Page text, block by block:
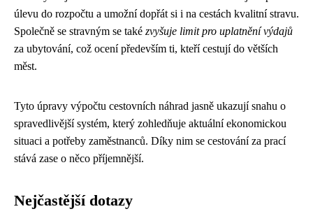
úlevu do rozpočtu a umožní dopřát si i na cestách kvalitní stravu.
Společně se stravným se také zvyšuje limit pro uplatnění výdajů
za ubytování, což ocení především ti, kteří cestují do větších
měst.
Tyto úpravy výpočtu cestovních náhrad jasně ukazují snahu o
spravedlivější systém, který zohledňuje aktuální ekonomickou
situaci a potřeby zaměstnanců. Díky nim se cestování za prací
stává zase o něco příjemnější.
Nejčastější dotazy